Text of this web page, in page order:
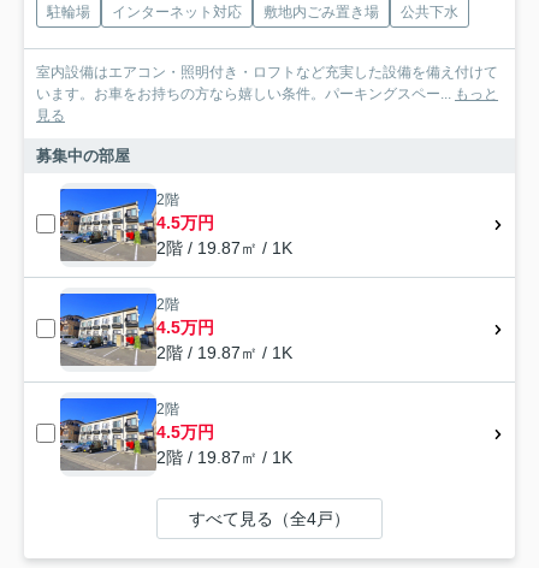
駐輪場 インターネット対応 敷地内ごみ置き場 公共下水
室内設備はエアコン・照明付き・ロフトなど充実した設備を備え付けて
います。お車をお持ちの方なら嬉しい条件。パーキングスペー... もっと
見る
募集中の部屋
2階
4.5万円
2階 / 19.87㎡ / 1K
2階
4.5万円
2階 / 19.87㎡ / 1K
2階
4.5万円
2階 / 19.87㎡ / 1K
すべて見る（全4戸）